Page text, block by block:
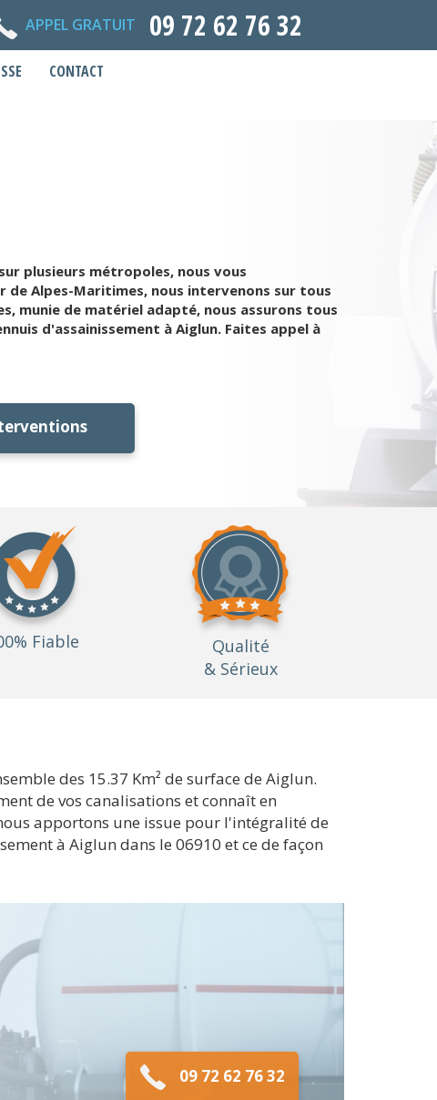
APPEL GRATUIT 09 72 62 76 32
CONTACT
plusieurs métropoles, nous vous
Alpes-Maritimes, nous intervenons sur tous
munie de matériel adapté, nous assurons tous
d'assainissement à Aiglun. Faites appel à
Fiable
Qualité
& Sérieux
des 15.37 Km² de surface de Aiglun.
de vos canalisations et connaît en
apportons une issue pour l'intégralité de
à Aiglun dans le 06910 et ce de façon
09 72 62 76 32